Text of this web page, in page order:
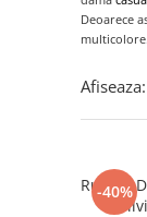
Deoarece
Afiseaza:
-40%
Rucsac